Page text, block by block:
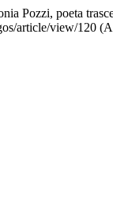
Pozzi, poeta
article/view/120